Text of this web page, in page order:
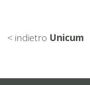
< indietro Unicum